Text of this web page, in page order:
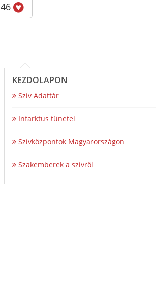
KEZDŐLAPON
Szív Adattár
Infarktus tünetei
Szívközpontok Magyarországon
Szakemberek a szívről